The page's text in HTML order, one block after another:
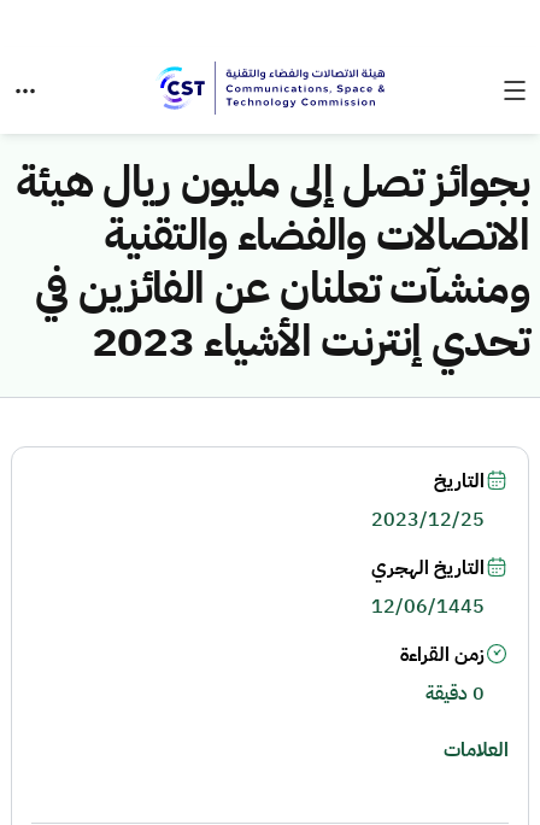
بجوائز تصل إلى مليون ريال هيئة
الاتصالات والفضاء والتقنية
ومنشآت تعلنان عن الفائزين في
تحدي إنترنت الأشياء 2023
التاريخ
2023/12/25
التاريخ الهجري
12/06/1445
زمن القراءة
0 دقيقة
العلامات